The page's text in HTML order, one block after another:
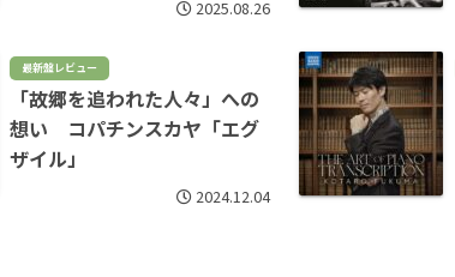
2025.08.26
最新盤レビュー
「故郷を追われた人々」への
想い コパチンスカヤ「エグ
ザイル」
2024.12.04